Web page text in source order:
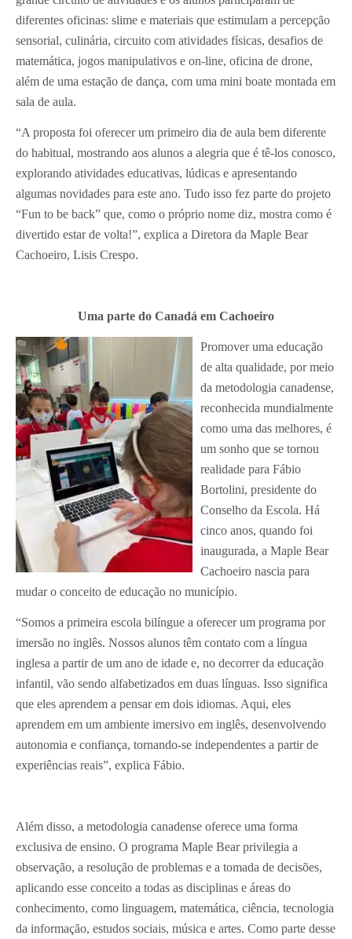
diferentes oficinas: slime e materiais que estimulam a percepção
sensorial, culinária, circuito com atividades físicas, desafios de
matemática, jogos manipulativos e on-line, oficina de drone,
além de uma estação de dança, com uma mini boate montada em
sala de aula.
“A proposta foi oferecer um primeiro dia de aula bem diferente
do habitual, mostrando aos alunos a alegria que é tê-los conosco,
explorando atividades educativas, lúdicas e apresentando
algumas novidades para este ano. Tudo isso fez parte do projeto
“Fun to be back” que, como o próprio nome diz, mostra como é
divertido estar de volta!”, explica a Diretora da Maple Bear
Cachoeiro, Lisis Crespo.
Uma parte do Canadá em Cachoeiro
Promover uma educação
de alta qualidade, por meio
da metodologia canadense,
reconhecida mundialmente
como uma das melhores, é
um sonho que se tornou
realidade para Fábio
Bortolini, presidente do
Conselho da Escola. Há
cinco anos, quando foi
inaugurada, a Maple Bear
Cachoeiro nascia para
mudar o conceito de educação no município.
“Somos a primeira escola bilíngue a oferecer um programa por
imersão no inglês. Nossos alunos têm contato com a língua
inglesa a partir de um ano de idade e, no decorrer da educação
infantil, vão sendo alfabetizados em duas línguas. Isso significa
que eles aprendem a pensar em dois idiomas. Aqui, eles
aprendem em um ambiente imersivo em inglês, desenvolvendo
autonomia e confiança, tornando-se independentes a partir de
experiências reais”, explica Fábio.
Além disso, a metodologia canadense oferece uma forma
exclusiva de ensino. O programa Maple Bear privilegia a
observação, a resolução de problemas e a tomada de decisões,
aplicando esse conceito a todas as disciplinas e áreas do
conhecimento, como linguagem, matemática, ciência, tecnologia
da informação, estudos sociais, música e artes. Como parte desse